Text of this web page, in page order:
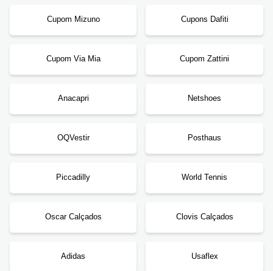
Cupom Mizuno Cupons Dafiti
Cupom Via Mia Cupom Zattini
Anacapri Netshoes
OQVestir Posthaus
Piccadilly World Tennis
Oscar Calçados Clovis Calçados
Adidas Usaflex